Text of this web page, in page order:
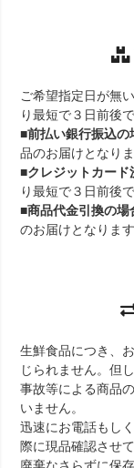
ご希望指定日が無
り最短で３日前後
■前払い銀行振込の
品のお届けとなりま
■クレジットカード
り最短で３日前後
■商品代金引換の場
のお届けとなります
生鮮食品につき、
じられません。但
事故等による商品
いません。
迅速にお電話もし
際に現品確認させ